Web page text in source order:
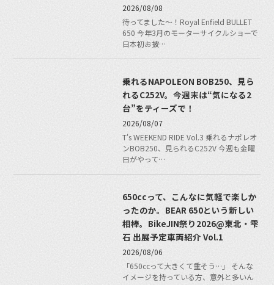
2026/08/08
待ってました〜！Royal Enfield BULLET
650 今年3月のモーターサイクルショーで
日本初お披…
乗れるNAPOLEON BOB250、見ら
れるC252V。今週末は“気になる2
台”をティーズで！
2026/08/07
T's WEEKEND RIDE Vol.3 乗れるナポレオ
ンBOB250、見られるC252V 今週も金曜
日がやって…
650ccって、こんなに気軽で楽しか
ったのか。BEAR 650という新しい
相棒。BikeJIN祭り2026@東北・雫
石 出展予定車両紹介 Vol.1
2026/08/06
「650ccって大きくて重そう…」 そんな
イメージを持っている方、意外と多いん